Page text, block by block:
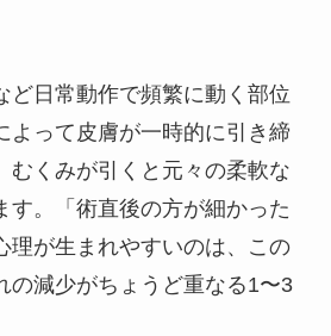
ど日常動作で頻繁に動く部位
よって皮膚が一時的に引き締
むくみが引くと元々の柔軟な
す。「術直後の方が細かった
理が生まれやすいのは、この
の減少がちょうど重なる1〜3